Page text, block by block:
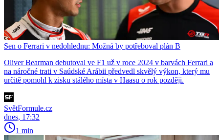
Sen o Ferrari v nedohlednu: Možná by potřeboval plán B
Oliver Bearman debutoval ve F1 už v roce 2024 v barvách Ferrari a
na náročné trati v Saúdské Arábii předvedl skvělý výkon, který mu
určitě pomohl k zisku stálého místa v Haasu o rok později.
SvětFormule.cz
dnes, 17:32
1 min